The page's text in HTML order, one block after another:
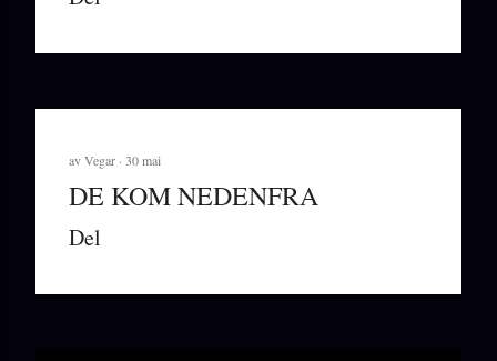
avVegar 30 mai
DE KOM NEDENFRA
Del